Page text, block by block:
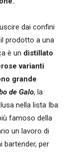
dai confini
prodotto a una
è un distillato
varianti
grande
de Galo, la
nella lista Iba:
famoso della
un lavoro di
bartender, per